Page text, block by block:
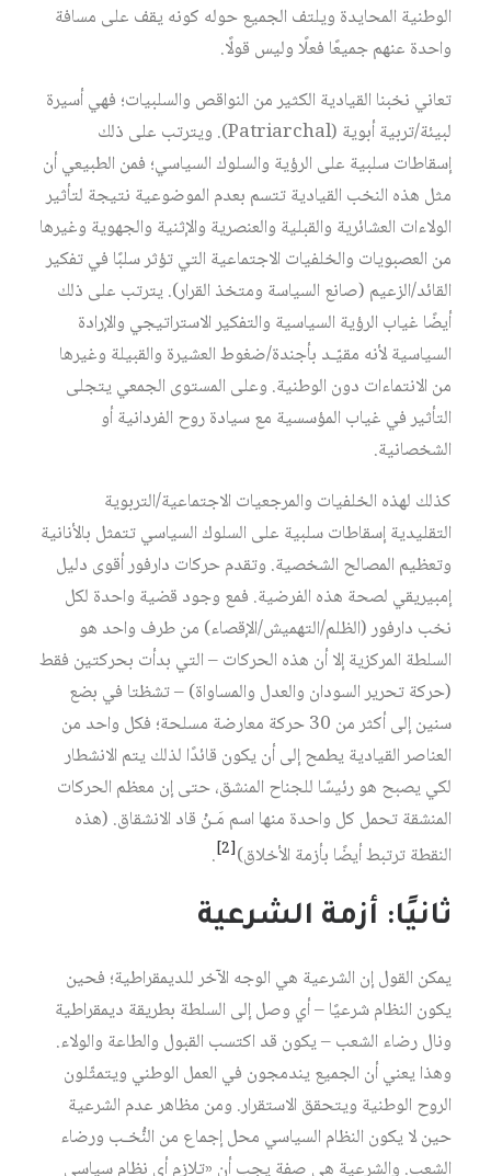
الوطنية المحايدة ويلتف الجميع حوله كونه يقف على مسافة
واحدة عنهم جميعًا فعلًا وليس قولًا.
تعاني نخبنا القيادية الكثير من النواقص والسلبيات؛ فهي أسيرة
لبيئة/تربية أبوية (Patriarchal). ويترتب على ذلك
إسقاطات سلبية على الرؤية والسلوك السياسي؛ فمن الطبيعي أن
مثل هذه النخب القيادية تتسم بعدم الموضوعية نتيجة لتأثير
الولاءات العشائرية والقبلية والعنصرية والإثنية والجهوية وغيرها
من العصبويات والخلفيات الاجتماعية التي تؤثر سلبًا في تفكير
القائد/الزعيم (صانع السياسة ومتخذ القرار). يترتب على ذلك
أيضًا غياب الرؤية السياسية والتفكير الاستراتيجي والإرادة
السياسية لأنه مقيّـد بأجندة/ضغوط العشيرة والقبيلة وغيرها
من الانتماءات دون الوطنية. وعلى المستوى الجمعي يتجلى
التأثير في غياب المؤسسية مع سيادة روح الفردانية أو
الشخصانية.
كذلك لهذه الخلفيات والمرجعيات الاجتماعية/التربوية
التقليدية إسقاطات سلبية على السلوك السياسي تتمثل بالأنانية
وتعظيم المصالح الشخصية. وتقدم حركات دارفور أقوى دليل
إمبيريقي لصحة هذه الفرضية. فمع وجود قضية واحدة لكل
نخب دارفور (الظلم/التهميش/الإقصاء) من طرف واحد هو
السلطة المركزية إلا أن هذه الحركات – التي بدأت بحركتين فقط
(حركة تحرير السودان والعدل والمساواة) – تشظتا في بضع
سنين إلى أكثر من 30 حركة معارضة مسلحة؛ فكل واحد من
العناصر القيادية يطمح إلى أن يكون قائدًا لذلك يتم الانشطار
لكي يصبح هو رئيسًا للجناح المنشق، حتى إن معظم الحركات
المنشقة تحمل كل واحدة منها اسم مَـنْ قاد الانشقاق. (هذه
النقطة ترتبط أيضًا بأزمة الأخلاق)[2]
.
ثانيًا: أزمة الشرعية
يمكن القول إن الشرعية هي الوجه الآخر للديمقراطية؛ فحين
يكون النظام شرعيًا – أي وصل إلى السلطة بطريقة ديمقراطية
ونال رضاء الشعب – يكون قد اكتسب القبول والطاعة والولاء.
وهذا يعني أن الجميع يندمجون في العمل الوطني ويتمثّلون
الروح الوطنية ويتحقق الاستقرار. ومن مظاهر عدم الشرعية
حين لا يكون النظام السياسي محل إجماع من النُّخـب ورضاء